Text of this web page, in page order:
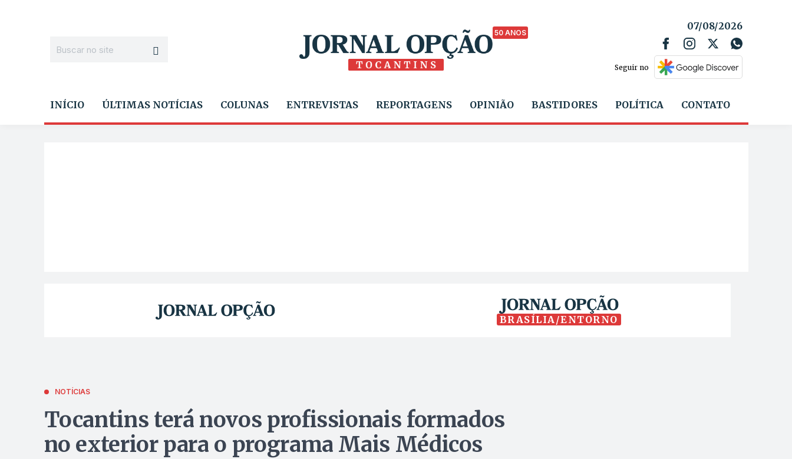
50 ANOS
07/08/2026
Seguir no
INÍCIO ÚLTIMAS NOTÍCIAS COLUNAS ENTREVISTAS REPORTAGENS OPINIÃO BASTIDORES POLÍTICA CONTATO
BRASÍLIA/ENTORNO
NOTÍCIAS
Tocantins terá novos profissionais formados
no exterior para o programa Mais Médicos